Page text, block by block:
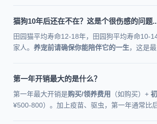
猫狗10年后还在不在？这是个很伤感的问题
田园猫平均寿命12-18年，田园狗平均寿命10-
家人。 养宠前请确保你能陪伴它的一生，这是
第一年开销最大的是什么？
第一年最大开销是购买/领养费用 （如购买）+
¥500-800）。加上疫苗、驱虫，第一年通常比